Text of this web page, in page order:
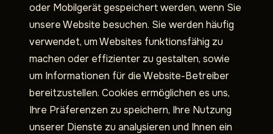
oder Mobilgerät gespeichert werden, wenn Sie
unsere Website besuchen. Sie werden häufig
verwendet, um Websites funktionsfähig zu
machen oder effizienter zu gestalten, sowie
um Informationen für die Website-Betreiber
bereitzustellen. Cookies ermöglichen es uns,
Ihre Präferenzen zu speichern, Ihre Nutzung
unserer Dienste zu analysieren und Ihnen ein